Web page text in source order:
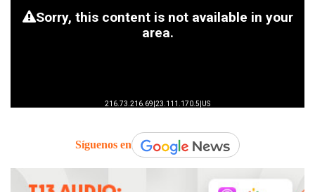
Síguenos en